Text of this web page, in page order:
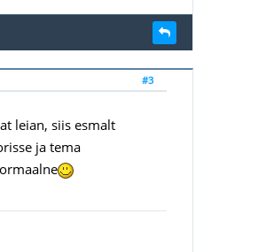
#3
leian, siis esmalt
ja tema